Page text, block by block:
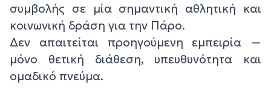
συμβολής σε μία σημαντική αθλητική και
κοινωνική δράση για την Πάρο.
Δεν απαιτείται προηγούμενη εμπειρία —
μόνο θετική διάθεση, υπευθυνότητα και
ομαδικό πνεύμα.